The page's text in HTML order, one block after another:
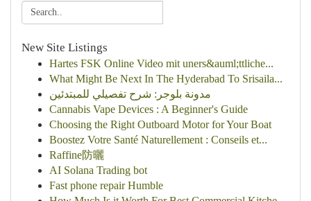
New Site Listings
Hartes FSK Online Video mit uners&auml;ttliche...
What Might Be Next In The Hyderabad To Srisaila...
مدونة بلوجر: شرح تفصيلي للمبتدئين
Cannabis Vape Devices : A Beginner's Guide
Choosing the Right Outboard Motor for Your Boat
Boostez Votre Santé Naturellement : Conseils et...
Raffine防曬
AI Solana Trading bot
Fast phone repair Humble